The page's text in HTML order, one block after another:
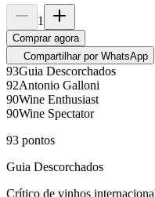
1
Comprar agora
Compartilhar por WhatsApp
93Guia Descorchados
92Antonio Galloni
90Wine Enthusiast
90Wine Spectator
93 pontos
Guia Descorchados
Crítico de vinhos